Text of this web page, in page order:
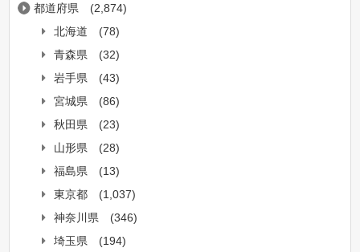
都道府県
(2,874)
北海道
(78)
青森県
(32)
岩手県
(43)
宮城県
(86)
秋田県
(23)
山形県
(28)
福島県
(13)
東京都
(1,037)
神奈川県
(346)
埼玉県
(194)